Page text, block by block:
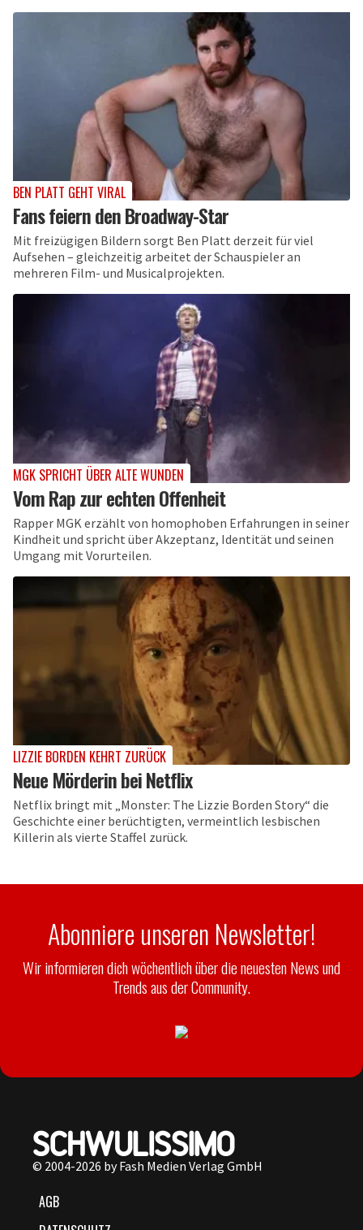
BEN PLATT GEHT VIRAL
Fans feiern den Broadway-Star
Mit freizügigen Bildern sorgt Ben Platt derzeit für viel
Aufsehen – gleichzeitig arbeitet der Schauspieler an
mehreren Film- und Musicalprojekten.
MGK SPRICHT ÜBER ALTE WUNDEN
Vom Rap zur echten Offenheit
Rapper MGK erzählt von homophoben Erfahrungen in seiner
Kindheit und spricht über Akzeptanz, Identität und seinen
Umgang mit Vorurteilen.
LIZZIE BORDEN KEHRT ZURÜCK
Neue Mörderin bei Netflix
Netflix bringt mit „Monster: The Lizzie Borden Story“ die
Geschichte einer berüchtigten, vermeintlich lesbischen
Killerin als vierte Staffel zurück.
Abonniere unseren Newsletter!
Wir informieren dich wöchentlich über die neuesten News und
Trends aus der Community.
© 2004-2026 by Fash Medien Verlag GmbH
AGB